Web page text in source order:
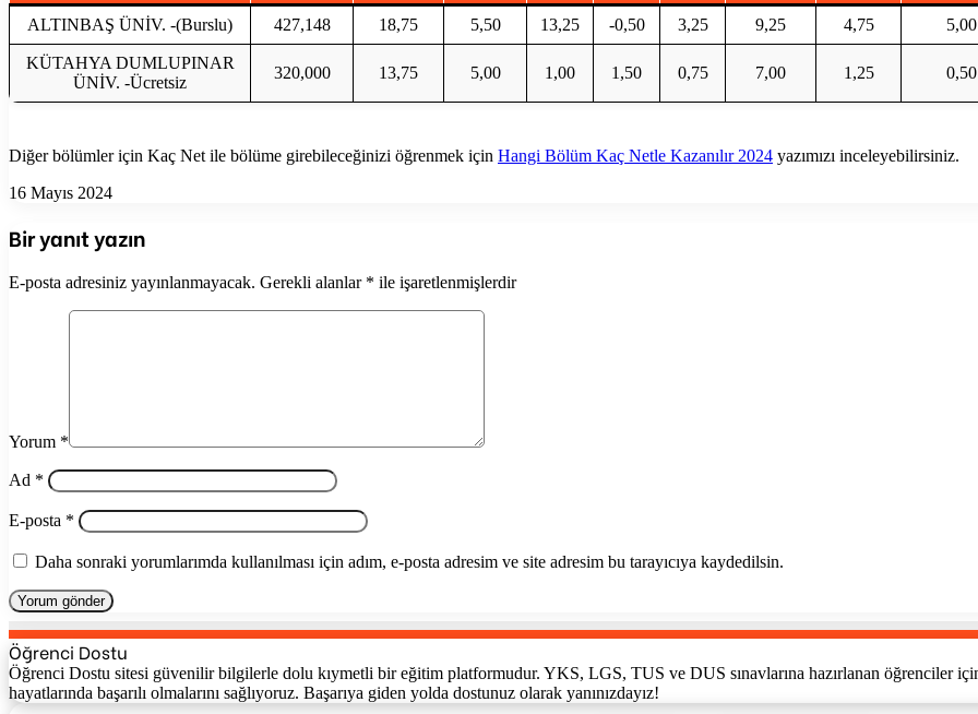
ALTINBAŞ ÜNİV. -(Burslu) 427,148 18,75 5,50 13,25 -0,50 3,25 9,25 4,75 5,00
KÜTAHYA DUMLUPINAR
ÜNİV. -Ücretsiz
320,000 13,75 5,00 1,00 1,50 0,75 7,00 1,25 0,50
Diğer bölümler için Kaç Net ile bölüme girebileceğinizi öğrenmek için Hangi Bölüm Kaç Netle Kazanılır 2024 yazımızı inceleyebilirsiniz.
16 Mayıs 2024
Bir yanıt yazın
E-posta adresiniz yayınlanmayacak. Gerekli alanlar * ile işaretlenmişlerdir
Yorum *
Ad *
E-posta *
Daha sonraki yorumlarımda kullanılması için adım, e-posta adresim ve site adresim bu tarayıcıya kaydedilsin.
Öğrenci Dostu
Öğrenci Dostu sitesi güvenilir bilgilerle dolu kıymetli bir eğitim platformudur. YKS, LGS, TUS ve DUS sınavlarına hazırlanan öğrenciler
hayatlarında başarılı olmalarını sağlıyoruz. Başarıya giden yolda dostunuz olarak yanınızdayız!